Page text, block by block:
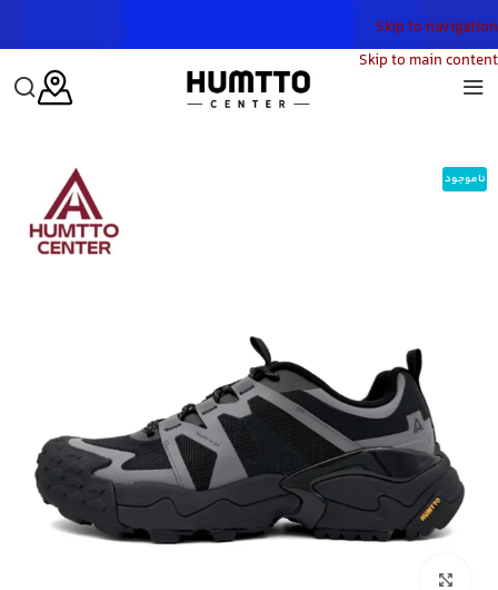
Skip to navigation
Skip to main content
کفش پیاده روی مردانه
ناموجود